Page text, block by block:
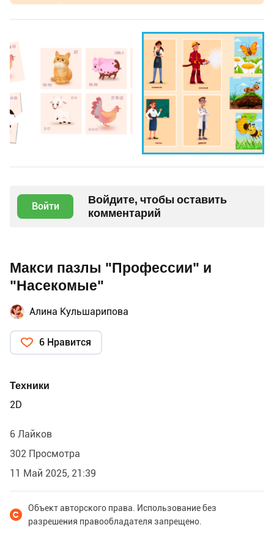
Войти
Войдите, чтобы оставить
комментарий
Макси пазлы "Профессии" и
"Насекомые"
Алина Кульшарипова
6 Нравится
Техники
2D
6 Лайков
302 Просмотра
11 Май 2025, 21:39
Объект авторского права. Использование без
разрешения правообладателя запрещено.